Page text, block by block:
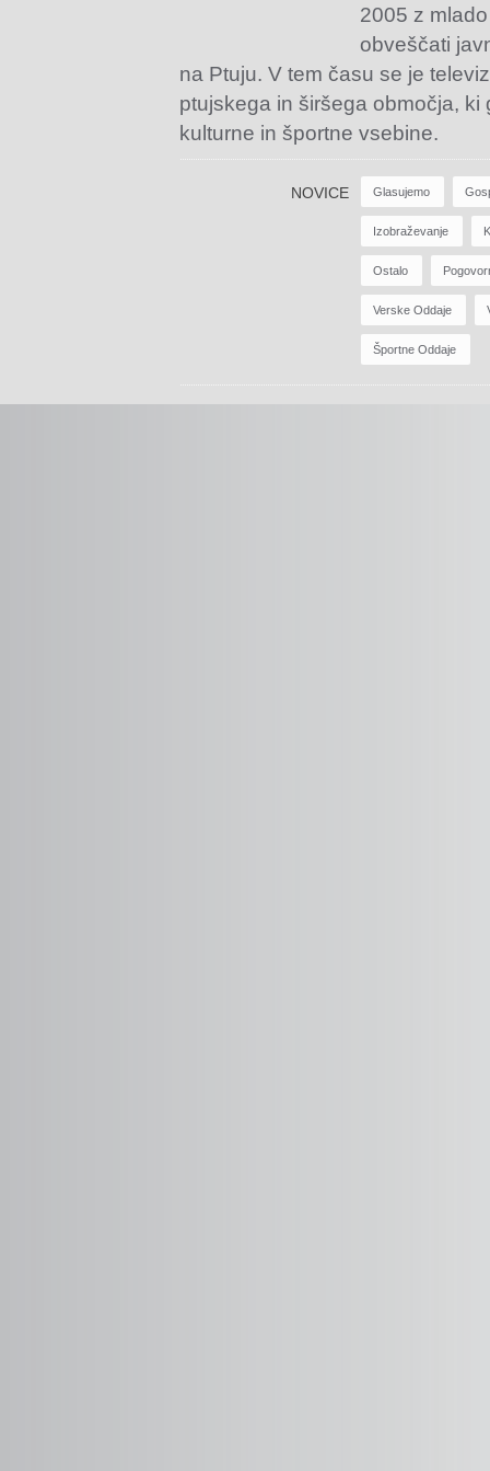
2005 z
obveščati
na Ptuju. V tem času se je
ptujskega in širšega območja,
kulturne in športne vsebine.
NOVICE Glasujemo
Izobraževanje
Ostalo
Verske Oddaje
Športne Oddaje